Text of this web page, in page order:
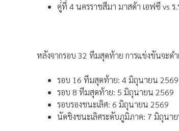
คู่ที่ 4 นครราชสีมา มาสด้า เอฟซี vs
หลังจากรอบ 32 ทีมสุดท้าย การแข่งขันจะด
รอบ 16 ทีมสุดท้าย: 4 มิถุนายน 2569
รอบ 8 ทีมสุดท้าย: 5 มิถุนายน 2569
รอบรองชนะเลิศ: 6 มิถุนายน 2569
นัดชิงชนะเลิศระดับภูมิภาค: 7 มิถุนา